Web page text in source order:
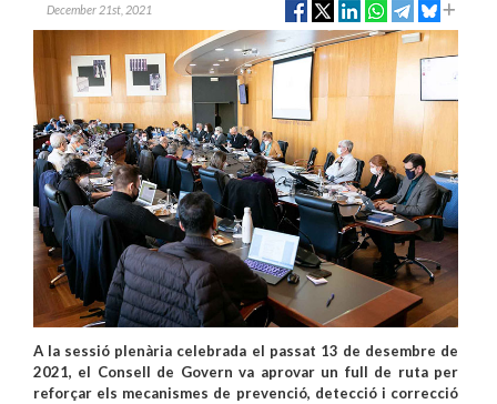
December 21st, 2021
A la sessió plenària celebrada el passat 13 de desembre de
2021, el Consell de Govern va aprovar un full de ruta per
reforçar els mecanismes de prevenció, detecció i correcció